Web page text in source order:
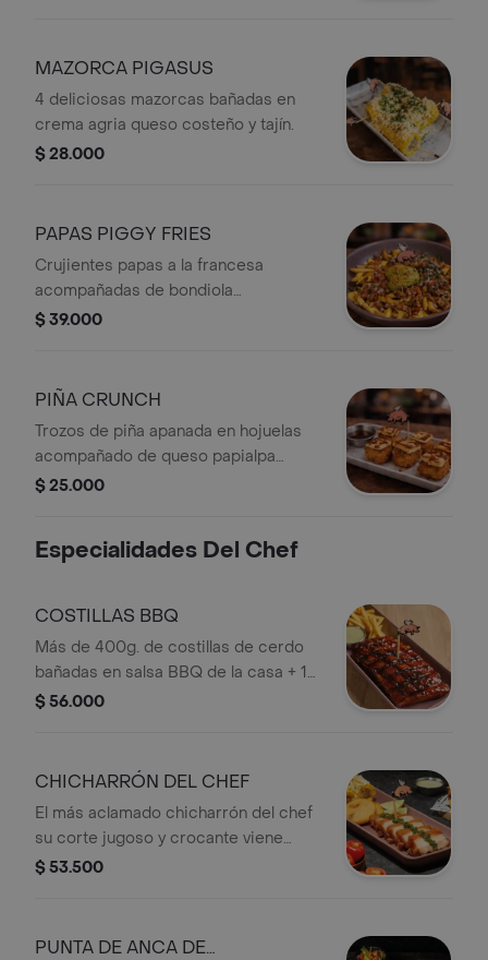
MAZORCA PIGASUS
4 deliciosas mazorcas bañadas en
crema agria queso costeño y tajín.
$ 28.000
PAPAS PIGGY FRIES
Crujientes papas a la francesa
acompañadas de bondiola
desmechadapico de galloguacamole
$ 39.000
PIÑA CRUNCH
Trozos de piña apanada en hojuelas
acompañado de queso papialpa
asada y reducción de vino.
$ 25.000
Especialidades Del Chef
COSTILLAS BBQ
Más de 400g. de costillas de cerdo
bañadas en salsa BBQ de la casa + 1
ración de papas + salsa de queso
$ 56.000
CHICHARRÓN DEL CHEF
El más aclamado chicharrón del chef
su corte jugoso y crocante viene
acompañado de dos arepitas con
$ 53.500
PUNTA DE ANCA DE